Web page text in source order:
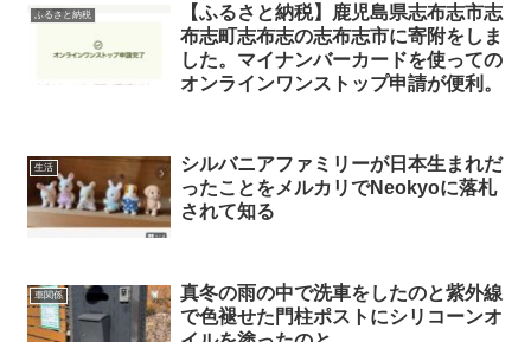
ふるさと納税
【ふるさと納税】鹿児島県志布志市志
布志町志布志の志布志市に寄附をしま
した。マイナンバーカードを使っての
オンラインワンストップ申請が便利。
生活
シルバニアファミリーが日本生まれだ
ったことをメルカリでNeokyoに落札
されて知る
車関係
真冬の雨の中で洗車をしたのと紫外線
で色褪せた門柱ポストにシリコーンオ